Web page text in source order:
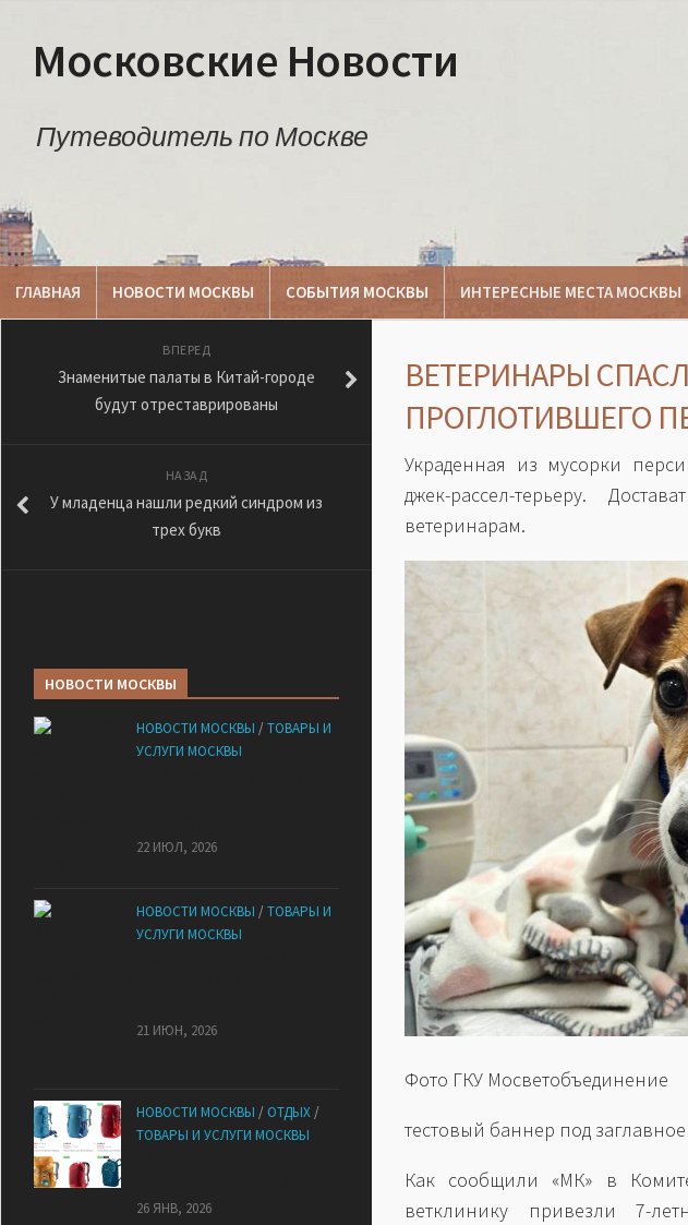
Московские Новости
Путеводитель по Москве
ГЛАВНАЯ НОВОСТИ МОСКВЫ СОБЫТИЯ МОСКВЫ ИНТЕРЕСНЫЕ МЕСТА МОСКВЫ
ВЕТЕРИНАРЫ
ПРОГЛОТИВШЕГО
Украденная из мусорки
джек-рассел-терьеру.
ветеринарам.
Фото ГКУ Мосветобъединение
тестовый баннер под
Как сообщили «МК» в
ветклинику привезли 7-
ВПЕРЕД
Знаменитые палаты в Китай-городе
будут отреставрированы
НАЗАД
У младенца нашли редкий синдром из
трех букв
НОВОСТИ МОСКВЫ
НОВОСТИ МОСКВЫ /ТОВАРЫ И
УСЛУГИ МОСКВЫ
22 ИЮЛ, 2026
НОВОСТИ МОСКВЫ /ТОВАРЫ И
УСЛУГИ МОСКВЫ
21 ИЮН, 2026
НОВОСТИ МОСКВЫ / ОТДЫХ /
ТОВАРЫ И УСЛУГИ МОСКВЫ
26 ЯНВ, 2026